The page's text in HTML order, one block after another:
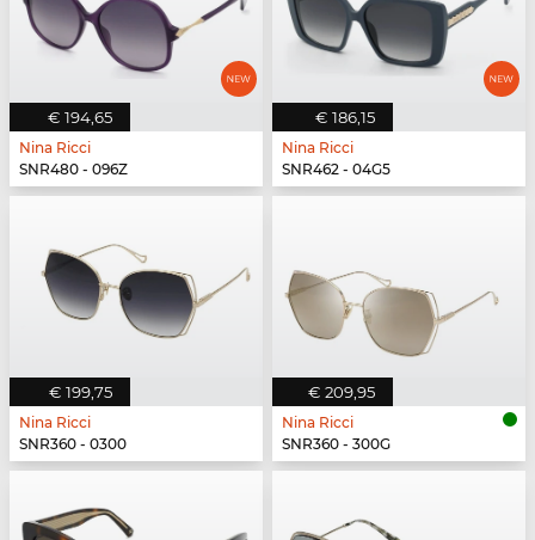
€ 194,65
Nina Ricci
SNR480 - 096Z
€ 186,15
Nina Ricci
SNR462 - 04G5
€ 199,75
Nina Ricci
SNR360 - 0300
€ 209,95
Nina Ricci
SNR360 - 300G